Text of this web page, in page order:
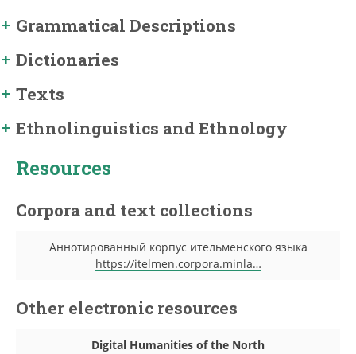
Grammatical Descriptions
Dictionaries
Texts
Ethnolinguistics and Ethnology
Resources
Corpora and text collections
Аннотированный корпус ительменского языка
https://itelmen.corpora.minla…
Other electronic resources
Digital Humanities of the North